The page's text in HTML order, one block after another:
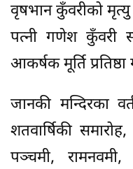
वृषभान कुँवरीको
पत्नी गणेश कुँवरी
आकर्षक मूर्ति
जानकी मन्दिरका
शतवार्षिकी
पञ्चमी,